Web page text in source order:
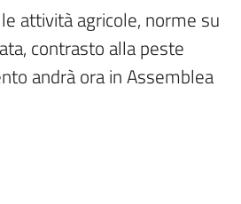
attività agricole, norme su
contrasto alla peste
andrà ora in Assemblea